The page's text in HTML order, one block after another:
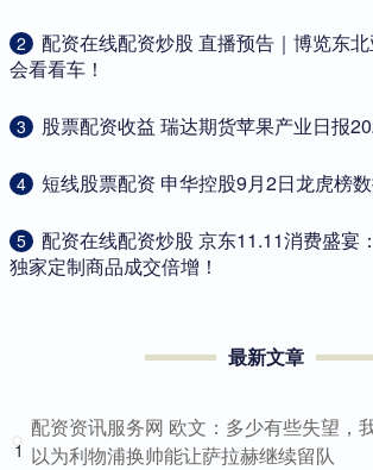
2
配资在线配资炒股 直播预告｜博览东
会看看车！
3 股票配资收益 瑞达期货苹果产业日报
4 短线股票配资 申华控股9月2日龙虎榜
5
配资在线配资炒股 京东11.11消费盛宴
独家定制商品成交倍增！
最新文章
1
配资资讯服务网 欧文：多少有些失望，
以为利物浦换帅能让萨拉赫继续留队